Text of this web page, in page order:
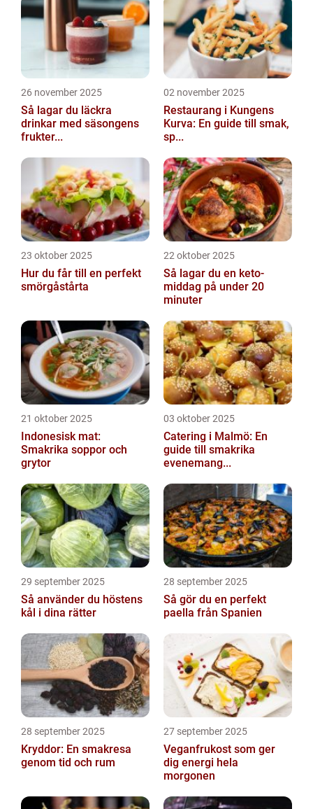
26 november 2025
Så lagar du läckra
drinkar med säsongens
frukter...
02 november 2025
Restaurang i Kungens
Kurva: En guide till smak,
sp...
23 oktober 2025
Hur du får till en perfekt
smörgåstårta
22 oktober 2025
Så lagar du en keto-
middag på under 20
minuter
21 oktober 2025
Indonesisk mat:
Smakrika soppor och
grytor
03 oktober 2025
Catering i Malmö: En
guide till smakrika
evenemang...
29 september 2025
Så använder du höstens
kål i dina rätter
28 september 2025
Så gör du en perfekt
paella från Spanien
28 september 2025
Kryddor: En smakresa
genom tid och rum
27 september 2025
Veganfrukost som ger
dig energi hela
morgonen